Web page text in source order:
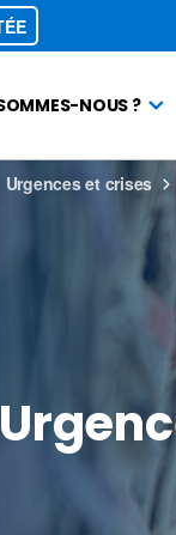
NOUS ?
Urgences et crises